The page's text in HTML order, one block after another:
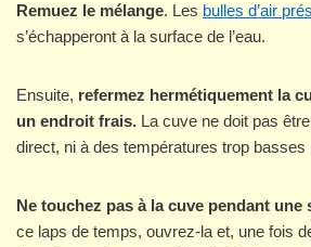
Remuez le mélange. Les bulles d’air
s’échapperont à la surface de l’eau.
Ensuite, refermez hermétiquement la
un endroit frais. La cuve ne doit pas
direct, ni à des températures trop basses
Ne touchez pas à la cuve pendant une
ce laps de temps, ouvrez-la et, une fois